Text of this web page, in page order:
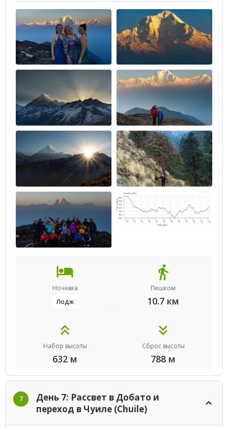
Ночевка
Лодж
Пешком
10.7 км
Набор высоты
632 м
Сброс высоты
788 м
7
День 7: Рассвет в Добато и
переход в Чуиле (Chuile)